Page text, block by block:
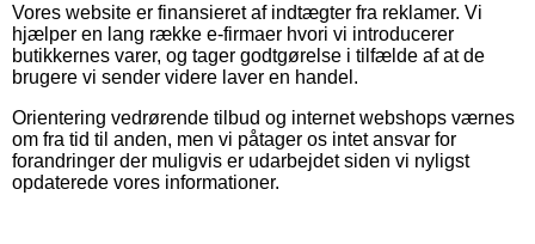
Vores website er finansieret af indtægter fra reklamer. Vi
hjælper en lang række e-firmaer hvori vi introducerer
butikkernes varer, og tager godtgørelse i tilfælde af at de
brugere vi sender videre laver en handel.
Orientering vedrørende tilbud og internet webshops værnes
om fra tid til anden, men vi påtager os intet ansvar for
forandringer der muligvis er udarbejdet siden vi nyligst
opdaterede vores informationer.